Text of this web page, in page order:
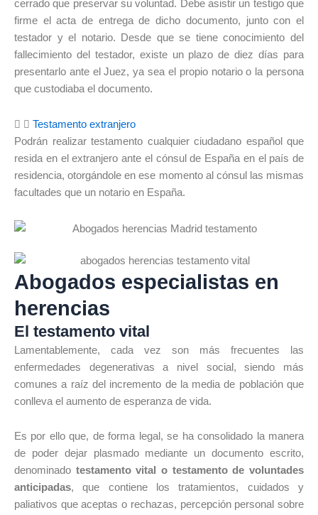
cerrado que preservar su voluntad. Debe asistir un testigo que
firme el acta de entrega de dicho documento, junto con el
testador y el notario. Desde que se tiene conocimiento del
fallecimiento del testador, existe un plazo de diez días para
presentarlo ante el Juez, ya sea el propio notario o la persona
que custodiaba el documento.
Testamento extranjero
Podrán realizar testamento cualquier ciudadano español que
resida en el extranjero ante el cónsul de España en el país de
residencia, otorgándole en ese momento al cónsul las mismas
facultades que un notario en España.
Abogados especialistas en
herencias
El testamento vital
Lamentablemente, cada vez son más frecuentes las
enfermedades degenerativas a nivel social, siendo más
comunes a raíz del incremento de la media de población que
conlleva el aumento de esperanza de vida.
Es por ello que, de forma legal, se ha consolidado la manera
de poder dejar plasmado mediante un documento escrito,
denominado testamento vital o testamento de voluntades
anticipadas, que contiene los tratamientos, cuidados y
paliativos que aceptas o rechazas, percepción personal sobre